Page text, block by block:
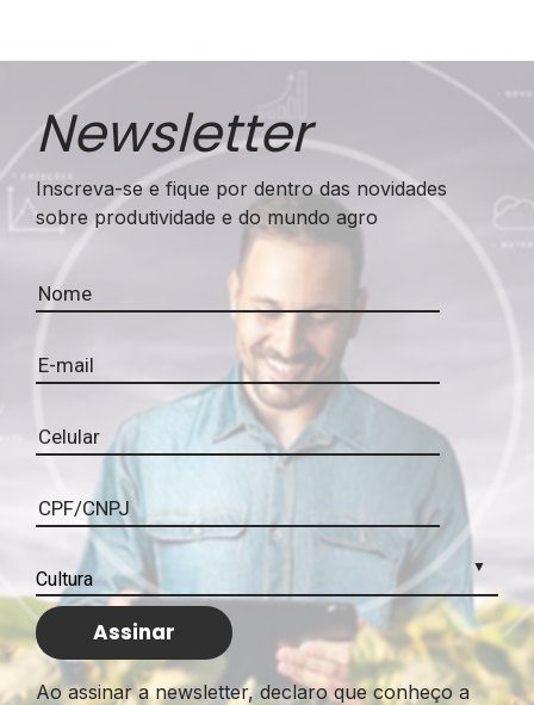
Newsletter
Inscreva-se e fique por dentro das novidades
sobre produtividade e do mundo agro
Ao assinar a newsletter, declaro que conheço a